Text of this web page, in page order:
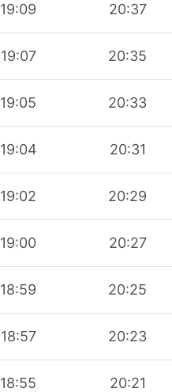
19:09 20:37
19:07 20:35
19:05 20:33
19:04 20:31
19:02 20:29
19:00 20:27
18:59 20:25
18:57 20:23
18:55 20:21